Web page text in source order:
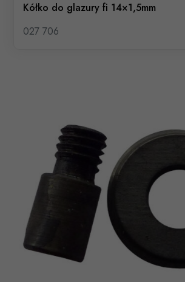
Kółko do glazury fi 14×1,5mm
027 706